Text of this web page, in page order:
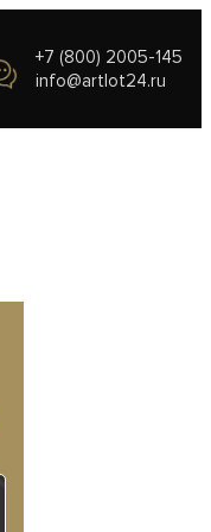
+7 (800) 2005-145
info@artlot24.ru